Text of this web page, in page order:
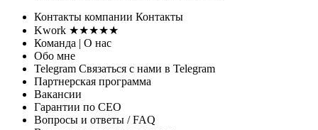
Контакты компании Контакты
Kwork ★★★★★
Команда | О нас
Обо мне
Telegram Связаться с нами в Telegram
Партнерская программа
Вакансии
Гарантии по СЕО
Вопросы и ответы / FAQ